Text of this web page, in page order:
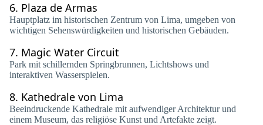
6. Plaza de Armas
Hauptplatz im historischen Zentrum von Lima, umgeben von
wichtigen Sehenswürdigkeiten und historischen Gebäuden.
7. Magic Water Circuit
Park mit schillernden Springbrunnen, Lichtshows und
interaktiven Wasserspielen.
8. Kathedrale von Lima
Beeindruckende Kathedrale mit aufwendiger Architektur und
einem Museum, das religiöse Kunst und Artefakte zeigt.